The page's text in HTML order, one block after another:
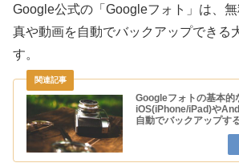
Google公式の「Googleフォト」は、
真や動画を自動でバックアップできる
す。
Googleフォトの基本的
iOS(iPhone/iPad)や
自動でバックアップす